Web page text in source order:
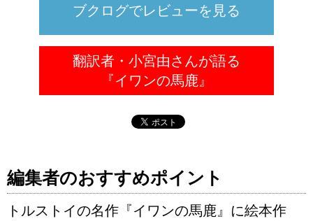
ブクログでレビューを見る
翻訳者・小宮由さんが語る
『イワンの馬鹿』
編集者のおすすめポイント
トルストイの名作『イワンの馬鹿』に絵本作